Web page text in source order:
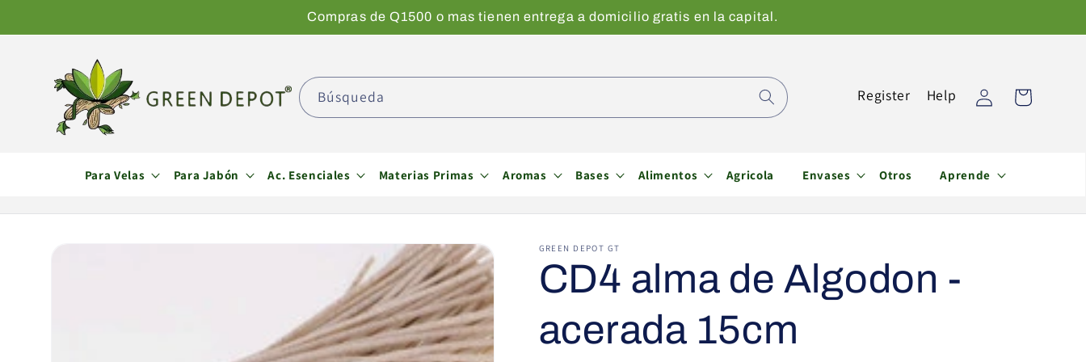
al contenido
Compras de Q1500 o mas tienen entrega a domicilio gratis en la capital.
Para Velas Para Jabón Ac. Esenciales Materias Primas Aromas Bases Alimentos Agricola Envases Otros Aprende
Búsqueda Register Help
Iniciar
sesión
Carrito
GREEN DEPOT GT
CD4 alma de Algodon -
acerada 15cm